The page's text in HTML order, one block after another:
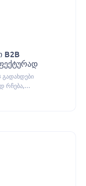
B2B
გადახდები
რჩება,